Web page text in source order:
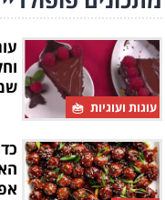
עוגות ועוגיות